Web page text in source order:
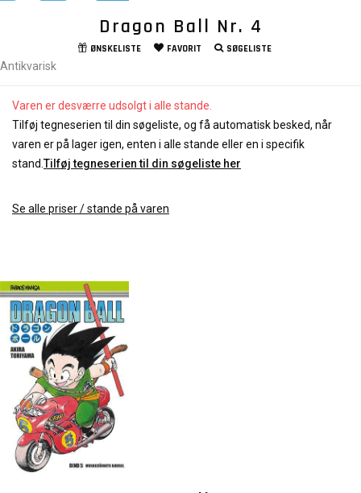
Dragon Ball Nr. 4
ØNSKELISTE FAVORIT SØGELISTE
Antikvarisk
Varen er desværre udsolgt i alle stande.
Tilføj tegneserien til din søgeliste, og få automatisk besked, når
varen er på lager igen, enten i alle stande eller en i specifik
stand. Tilføj tegneserien til din søgeliste her
Se alle priser / stande på varen